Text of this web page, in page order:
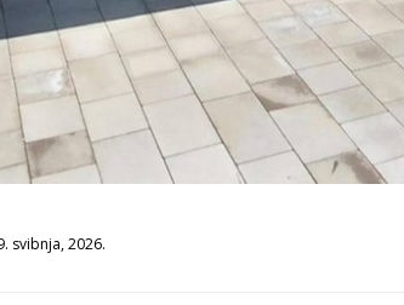
svibnja, 2026.